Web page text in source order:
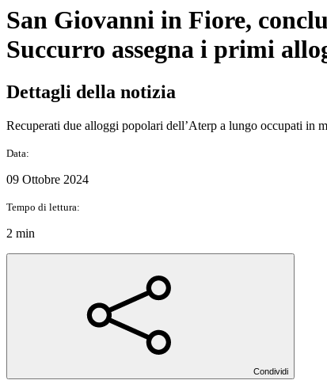
San Giovanni in Fiore,
Succurro assegna i primi
Dettagli della notizia
Recuperati due alloggi popolari dell’Aterp a lungo occupati in
Data:
09 Ottobre 2024
Tempo di lettura:
2 min
Condividi